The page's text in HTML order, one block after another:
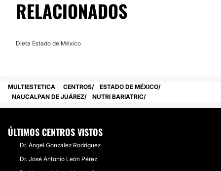
RELACIONADOS
Dieta Estado de México
MULTIESTETICA CENTROS
ESTADO DE MÉXICO
NAUCALPAN DE JUÁREZ
NUTRI BARIATRIC
ÚLTIMOS CENTROS VISTOS
Dr. Angel González Rodríguez
Dr. José Antonio León Pérez